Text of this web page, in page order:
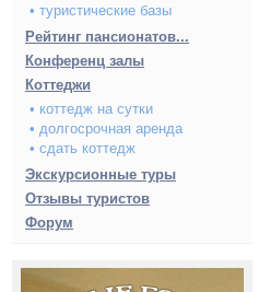
• туристические базы
Рейтинг пансионатов...
Конференц залы
Коттеджи
• коттедж на сутки
• долгосрочная аренда
• сдать коттедж
Экскурсионные туры
Отзывы туристов
Форум